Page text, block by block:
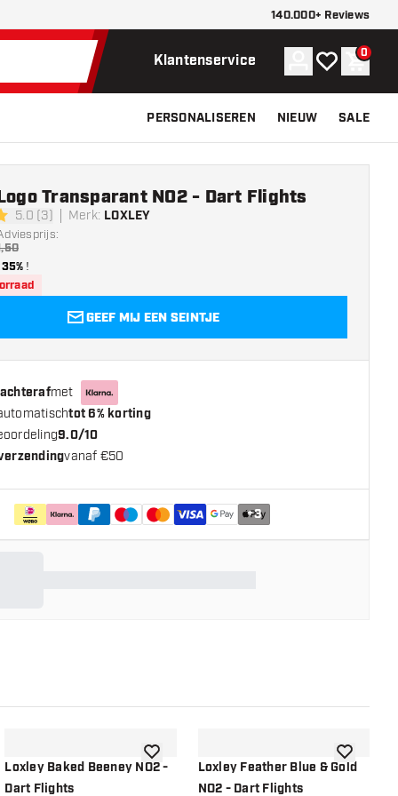
140.000+ Reviews
Klantenservice Account
Mijn 0
PERSONALISEREN NIEUW SALE
5.0 (3) Merk: LOXLEY
Transparant NO2 - Dart Flights
35% !
GEEF MIJ EEN SEINTJE
met
tot 6% korting
9.0/10
vanaf €50
+3
aan verlanglijst
Loxley Baked Beeney NO2 -
Dart Flights
toevoegen aan verlanglijst
Loxley Feather Blue & Gold
NO2 - Dart Flights